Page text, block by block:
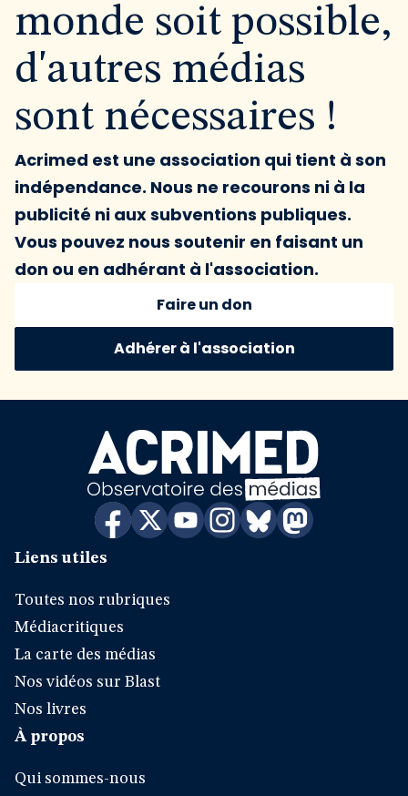
monde soit possible,
d'autres médias
sont nécessaires !
Acrimed est une association qui tient à son
indépendance. Nous ne recourons ni à la
publicité ni aux subventions publiques.
Vous pouvez nous soutenir en faisant un
don ou en adhérant à l'association.
Faire un don
Adhérer à l'association
Liens utiles
Toutes nos rubriques
Médiacritiques
La carte des médias
Nos vidéos sur Blast
Nos livres
À propos
Qui sommes-nous